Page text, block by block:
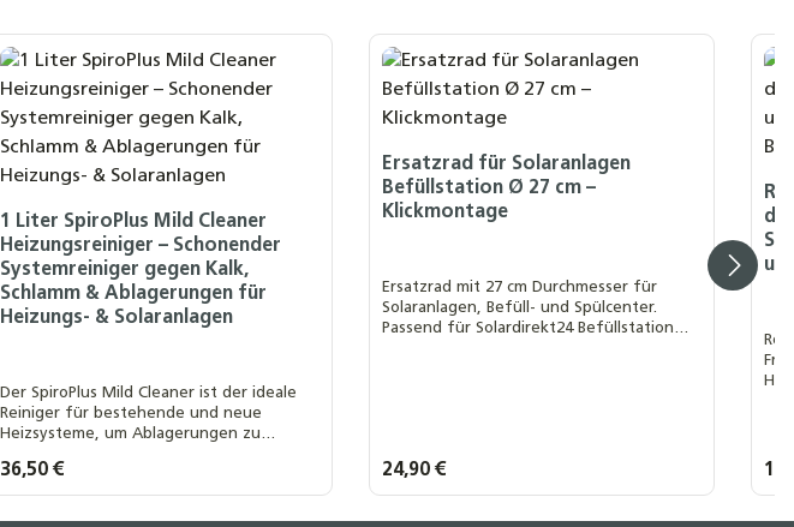
1 Liter SpiroPlus Mild Cleaner
Heizungsreiniger – Schonender
Systemreiniger gegen Kalk,
Schlamm & Ablagerungen für
Heizungs- & Solaranlagen
Der SpiroPlus Mild Cleaner ist der ideale
Reiniger für bestehende und neue
Heizsysteme, um Ablagerungen zu
die Wärmeübertragung zu optimieren.
Regulärer Preis:
36,50 €
Ersatzrad für Solaranlagen
Befüllstation Ø 27 cm –
Klickmontage
Ersatzrad mit 27 cm Durchmesser für
Solaranlagen, Befüll- und Spülcenter.
Passend für Solardirekt24 Befüllstation
Regulärer Preis:
24,90 €